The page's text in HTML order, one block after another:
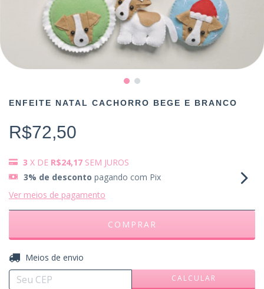
ENFEITE NATAL CACHORRO BEGE E BRANCO
R$72,50
3 X DE R$24,17 SEM JUROS
3% de desconto pagando com Pix
Ver meios de pagamento
Entregas para o CEP:
Meios de envio
CALCULAR